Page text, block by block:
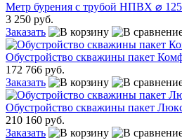
Метр бурения с трубой НПВХ ⌀
3 250 руб.
Заказать
Обустройство скважины пакет
172 766 руб.
Заказать
Обустройство скважины пакет
210 160 руб.
Заказать